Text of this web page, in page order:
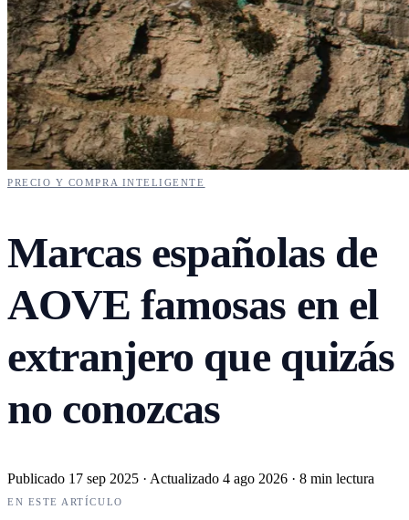
PRECIO Y COMPRA INTELIGENTE
Marcas españolas de
AOVE famosas en el
extranjero que quizás
no conozcas
Publicado 17 sep 2025 · Actualizado 4 ago 2026 · 8 min lectura
EN ESTE ARTÍCULO